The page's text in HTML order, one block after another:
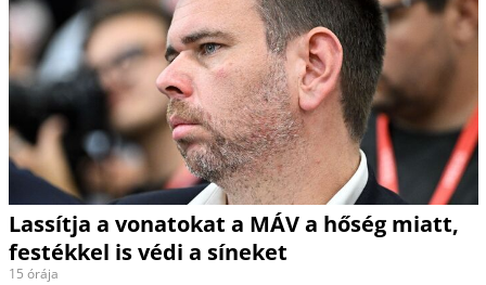
Lassítja a vonatokat a MÁV a hőség miatt,
festékkel is védi a síneket
15 órája